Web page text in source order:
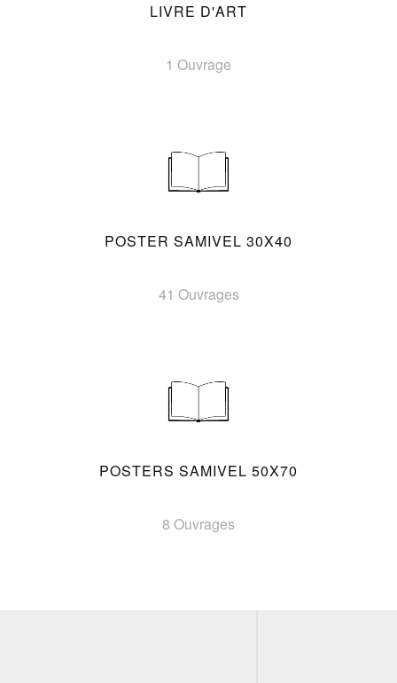
LIVRE D'ART
1 Ouvrage
POSTER SAMIVEL 30X40
41 Ouvrages
POSTERS SAMIVEL 50X70
8 Ouvrages